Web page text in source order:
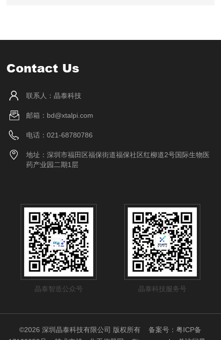
Contact Us
联系人：晶泰科技
邮箱：bd@xtalpi.com
电话：021-68780786
地址：深圳市福田区福保街道福保社区红柳道2号国际生物医
药产业园二期1层
晶泰科技服务号
晶泰智造公众号
©2026 深圳晶泰科技有限公司 版权所有备案号：粤ICP备